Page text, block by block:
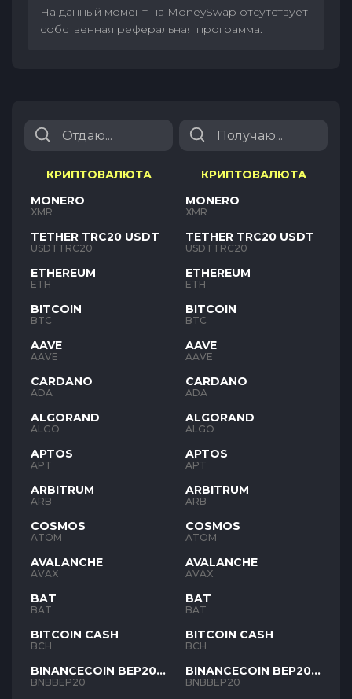
На данный момент на MoneySwap отсутствует
собственная реферальная программа.
КРИПТОВАЛЮТА
MONERO
XMR
TETHER TRC20 USDT
USDTTRC20
ETHEREUM
ETH
BITCOIN
BTC
AAVE
AAVE
CARDANO
ADA
ALGORAND
ALGO
APTOS
APT
ARBITRUM
ARB
COSMOS
ATOM
AVALANCHE
AVAX
BAT
BAT
BITCOIN CASH
BCH
BINANCECOIN BEP20
BNB
BNBBEP20
КРИПТОВАЛЮТА
MONERO
XMR
TETHER TRC20 USDT
USDTTRC20
ETHEREUM
ETH
BITCOIN
BTC
AAVE
AAVE
CARDANO
ADA
ALGORAND
ALGO
APTOS
APT
ARBITRUM
ARB
COSMOS
ATOM
AVALANCHE
AVAX
BAT
BAT
BITCOIN CASH
BCH
BINANCECOIN BEP20
BNB
BNBBEP20